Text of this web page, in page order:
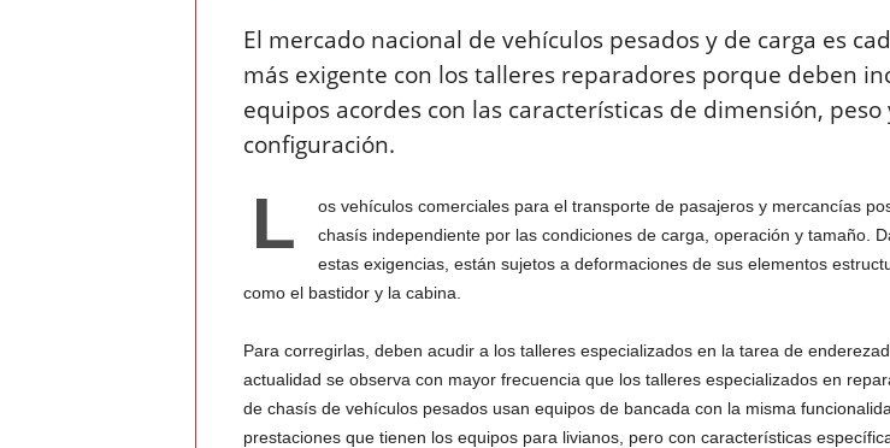
u
t
o
c
r
s
El mercado nacional de vehículos pesados y de carga es
más exigente con los talleres reparadores porque deben
equipos acordes con las características de dimensión, peso
configuración.
L
os vehículos comerciales para el transporte de pasajeros y mercancías
chasís independiente por las condiciones de carga, operación y tamaño.
estas exigencias, están sujetos a deformaciones de sus elementos
como el bastidor y la cabina.
Para corregirlas, deben acudir a los talleres especializados en la tarea de
actualidad se observa con mayor frecuencia que los talleres especializados en
de chasís de vehículos pesados usan equipos de bancada con la misma
prestaciones que tienen los equipos para livianos, pero con características